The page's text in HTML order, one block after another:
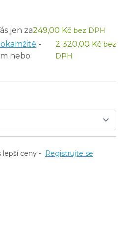
jen za249,00 Kč bez DPH
-
nebo
2 320,00 Kč bez
DPH
lepší ceny - Registrujte se